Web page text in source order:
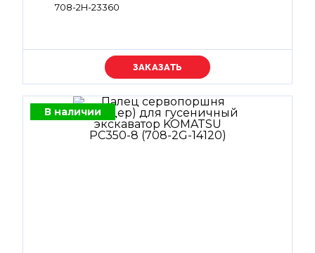
708-2H-23360
Уточняйте цену
В наличии